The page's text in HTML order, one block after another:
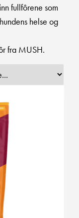
fullfôrene som
helse og
fra MUSH.